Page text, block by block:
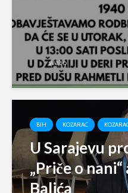
svabo
BIH KOZARAC
U Sarajevu
„Priče o
Balića